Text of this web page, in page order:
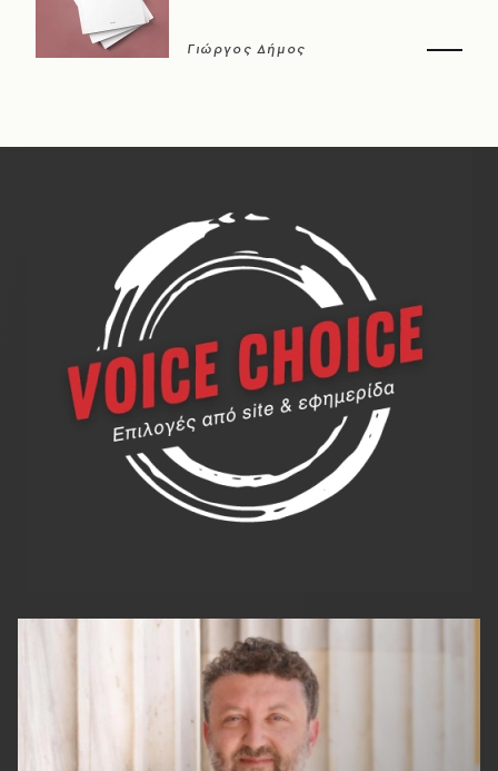
Γιώργος Δήμος